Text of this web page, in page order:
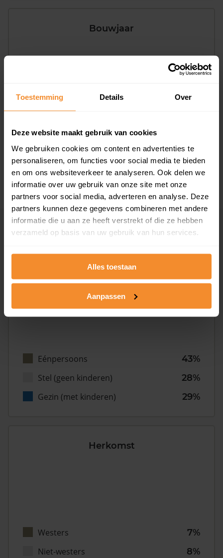
Toestemming Details Over
Deze website maakt gebruik van cookies
We gebruiken cookies om content en advertenties te
personaliseren, om functies voor social media te bieden
en om ons websiteverkeer te analyseren. Ook delen we
informatie over uw gebruik van onze site met onze
partners voor social media, adverteren en analyse. Deze
partners kunnen deze gegevens combineren met andere
informatie die u aan ze heeft verstrekt of die ze hebben
verzameld op basis van uw gebruik van hun services.
Alles toestaan
Aanpassen
Bouwjaar
1946 - 1980
1981 - 2007
0%
2008 of later
100%
Inwoners
Type huishoudens
Eénpersoons
43%
Stel (geen kinderen)
28%
Gezin (met kinderen)
29%
Herkomst
Westers
7%
Niet-westers
8%